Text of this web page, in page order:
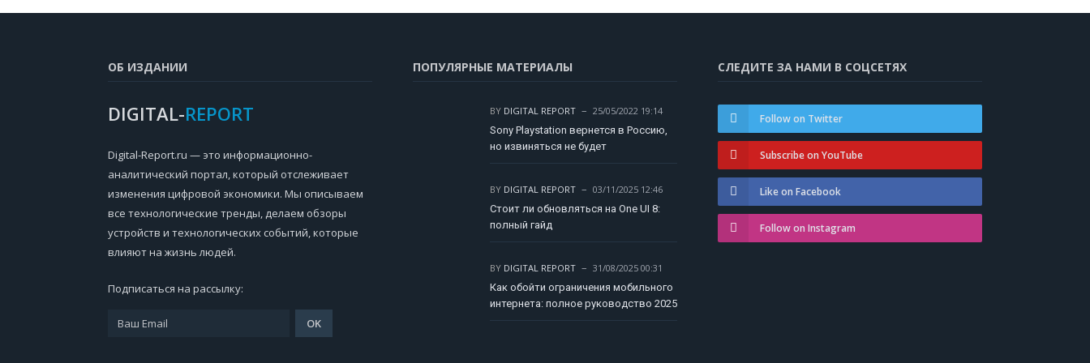
ОБ ИЗДАНИИ
DIGITAL-REPORT
Digital-Report.ru — это информационно-
аналитический портал, который отслеживает
изменения цифровой экономики. Мы описываем
все технологические тренды, делаем обзоры
устройств и технологических событий, которые
влияют на жизнь людей.
Подписаться на рассылку:
ПОПУЛЯРНЫЕ МАТЕРИАЛЫ
BY DIGITAL REPORT
25/05/2022 19:14
Sony Playstation вернется в Россию,
но извиняться не будет
BY DIGITAL REPORT
03/11/2025 12:46
Стоит ли обновляться на One UI 8:
полный гайд
BY DIGITAL REPORT
31/08/2025 00:31
Как обойти ограничения мобильного
интернета: полное руководство 2025
СЛЕДИТЕ ЗА НАМИ В СОЦСЕТЯХ
Follow on Twitter
Subscribe on YouTube
Like on Facebook
Follow on Instagram